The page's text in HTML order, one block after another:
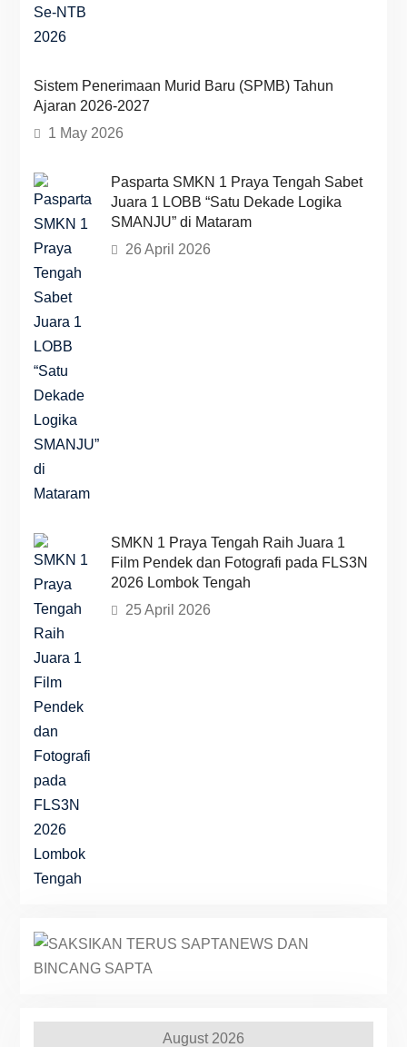
Sistem Penerimaan Murid Baru (SPMB) Tahun
Ajaran 2026-2027
1 May 2026
Pasparta SMKN 1 Praya Tengah Sabet
Juara 1 LOBB “Satu Dekade Logika
SMANJU” di Mataram
26 April 2026
SMKN 1 Praya Tengah Raih Juara 1
Film Pendek dan Fotografi pada FLS3N
2026 Lombok Tengah
25 April 2026
August 2026